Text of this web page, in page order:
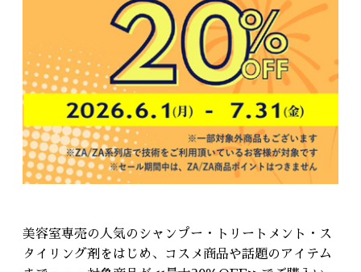
美容室専売の人気のシャンプー・トリートメント・ス
タイリング剤をはじめ、コスメ商品や話題のアイテム